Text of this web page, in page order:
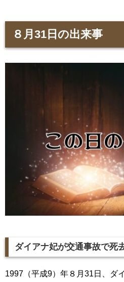
８月31日の出来事
ダイアナ妃が交通事故で死
1997（平成9）年８月31日、ダ